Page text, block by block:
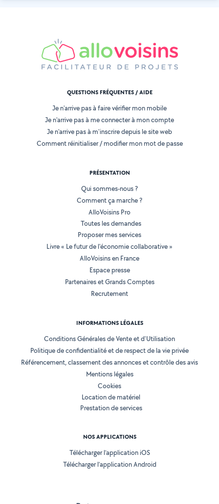
QUESTIONS FRÉQUENTES / AIDE
Je n'arrive pas à faire vérifier mon mobile
Je n'arrive pas à me connecter à mon compte
Je n'arrive pas à m'inscrire depuis le site web
Comment réinitialiser / modifier mon mot de passe
PRÉSENTATION
Qui sommes-nous ?
Comment ça marche ?
AlloVoisins Pro
Toutes les demandes
Proposer mes services
Livre « Le futur de l'économie collaborative »
AlloVoisins en France
Espace presse
Partenaires et Grands Comptes
Recrutement
INFORMATIONS LÉGALES
Conditions Générales de Vente et d'Utilisation
Politique de confidentialité et de respect de la vie privée
Référencement, classement des annonces et contrôle des avis
Mentions légales
Cookies
Location de matériel
Prestation de services
NOS APPLICATIONS
Télécharger l’application iOS
Télécharger l’application Android